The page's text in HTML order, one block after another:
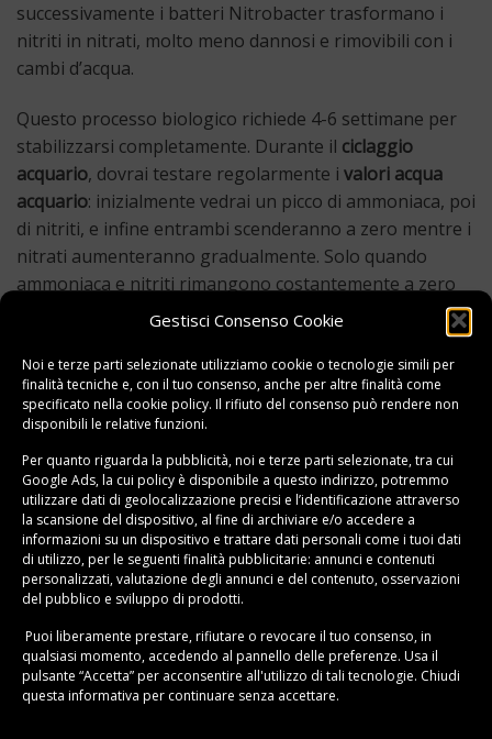
Gestisci Consenso Cookie
Noi e terze parti selezionate utilizziamo cookie o tecnologie simili per
finalità tecniche e, con il tuo consenso, anche per altre finalità come
specificato nella cookie policy. Il rifiuto del consenso può rendere non
disponibili le relative funzioni.
Per quanto riguarda la pubblicità, noi e terze parti selezionate, tra cui
Google Ads, la cui policy è disponibile a questo indirizzo, potremmo
utilizzare dati di geolocalizzazione precisi e l’identificazione attraverso
la scansione del dispositivo, al fine di archiviare e/o accedere a
informazioni su un dispositivo e trattare dati personali come i tuoi dati
di utilizzo, per le seguenti finalità pubblicitarie: annunci e contenuti
personalizzati, valutazione degli annunci e del contenuto, osservazioni
del pubblico e sviluppo di prodotti.
Puoi liberamente prestare, rifiutare o revocare il tuo consenso, in
qualsiasi momento, accedendo al pannello delle preferenze. Usa il
pulsante “Accetta” per acconsentire all'utilizzo di tali tecnologie. Chiudi
questa informativa per continuare senza accettare.
successivamente i batteri Nitrobacter trasformano i
nitriti in nitrati, molto meno dannosi e rimovibili con i
cambi d’acqua.
Questo processo biologico richiede 4-6 settimane per
stabilizzarsi completamente. Durante il ciclaggio
acquario, dovrai testare regolarmente i valori acqua
acquario: inizialmente vedrai un picco di ammoniaca, poi
di nitriti, e infine entrambi scenderanno a zero mentre i
nitrati aumenteranno gradualmente. Solo quando
ammoniaca e nitriti rimangono costantemente a zero
per almeno una settimana, la vasca è pronta ad
accogliere i pesci. Per accelerare il processo, puoi usare
batteri starter commerciali o inserire materiale filtrante
da un acquario maturo.